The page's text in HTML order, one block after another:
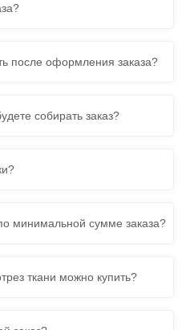
после оформления заказа?
собирать заказ?
минимальной сумме заказа?
ткани можно купить?